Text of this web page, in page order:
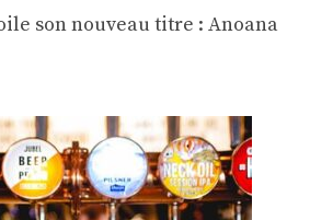
son nouveau titre : Anoana